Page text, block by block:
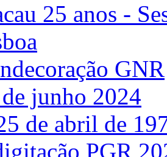
25 anos -
GNR
junho 2024
de abril de
PGR